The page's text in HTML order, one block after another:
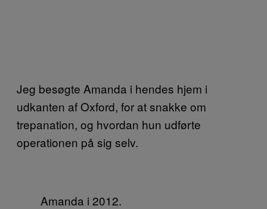
Jeg besøgte Amanda i hendes hjem i
udkanten af Oxford, for at snakke om
trepanation, og hvordan hun udførte
operationen på sig selv.
Amanda i 2012.